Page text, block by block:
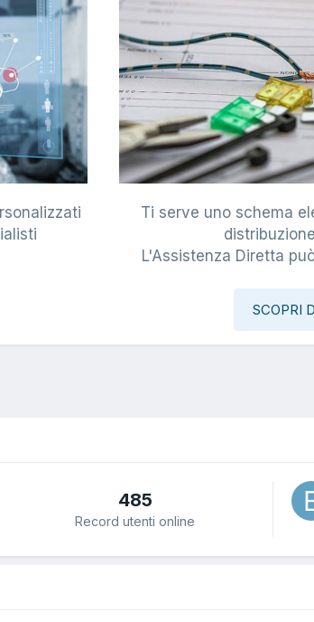
Ti serve uno schema
L'Assistenza Diretta
SCOPRI
485
Record utenti online